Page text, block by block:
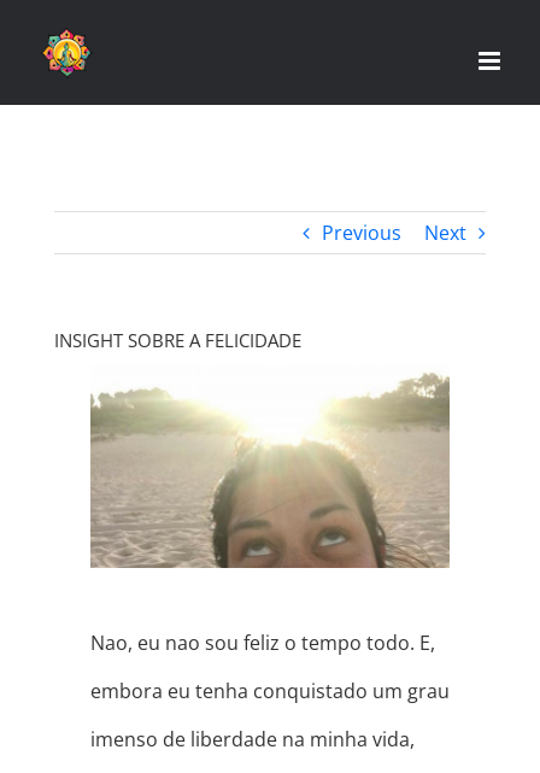
Previous Next
INSIGHT SOBRE A FELICIDADE
Nao, eu nao sou feliz o tempo todo. E,
embora eu tenha conquistado um grau
imenso de liberdade na minha vida,